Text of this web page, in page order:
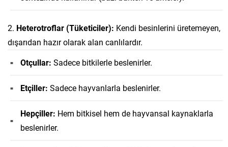
Heterotroflar (Tüketiciler): Kendi besinlerini üretemeyen,
dışarıdan hazır olarak alan canlılardır.
Otçullar: Sadece bitkilerle beslenirler.
Etçiller: Sadece hayvanlarla beslenirler.
Hepçiller: Hem bitkisel hem de hayvansal kaynaklarla
beslenirler.